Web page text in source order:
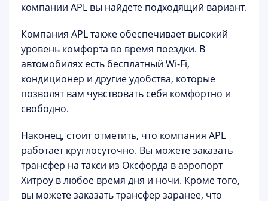
компании APL вы найдете подходящий вариант.
Компания APL также обеспечивает высокий
уровень комфорта во время поездки. В
автомобилях есть бесплатный Wi-Fi,
кондиционер и другие удобства, которые
позволят вам чувствовать себя комфортно и
свободно.
Наконец, стоит отметить, что компания APL
работает круглосуточно. Вы можете заказать
трансфер на такси из Оксфорда в аэропорт
Хитроу в любое время дня и ночи. Кроме того,
вы можете заказать трансфер заранее, что